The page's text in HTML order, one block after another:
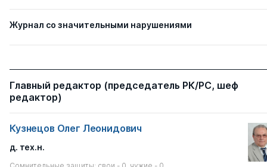
Журнал со значительными нарушениями
Главный редактор (председатель РК/РС, шеф
редактор)
Кузнецов Олег Леонидович
д. тех.н.